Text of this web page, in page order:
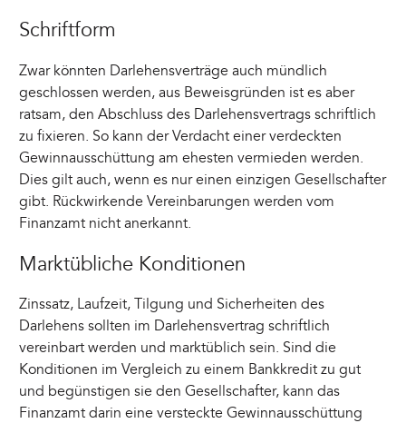
Schriftform
Zwar könnten Darlehensverträge auch mündlich
geschlossen werden, aus Beweisgründen ist es aber
ratsam, den Abschluss des Darlehensvertrags schriftlich
zu fixieren. So kann der Verdacht einer verdeckten
Gewinnausschüttung am ehesten vermieden werden.
Dies gilt auch, wenn es nur einen einzigen Gesellschafter
gibt. Rückwirkende Vereinbarungen werden vom
Finanzamt nicht anerkannt.
Marktübliche Konditionen
Zinssatz, Laufzeit, Tilgung und Sicherheiten des
Darlehens sollten im Darlehensvertrag schriftlich
vereinbart werden und marktüblich sein. Sind die
Konditionen im Vergleich zu einem Bankkredit zu gut
und begünstigen sie den Gesellschafter, kann das
Finanzamt darin eine versteckte Gewinnausschüttung